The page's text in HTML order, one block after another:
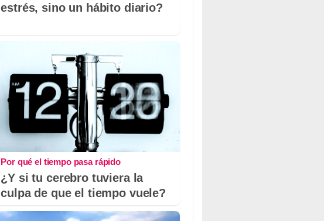
estrés, sino un hábito diario?
Por qué el tiempo pasa rápido
¿Y si tu cerebro tuviera la
culpa de que el tiempo vuele?